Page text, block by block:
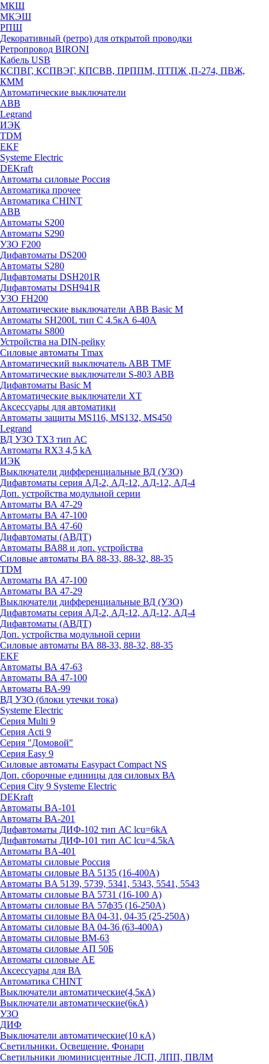
МКШ
МКЭШ
РПШ
Декоративный (ретро) для открытой проводки
Ретропровод BIRONI
Кабель USB
КСПВГ, КСПВЭГ, КПСВВ, ПРППМ, ПТПЖ ,П-274, ПВЖ,
КММ
Автоматические выключатели
ABB
Legrand
ИЭК
TDM
EKF
Systeme Electric
DEKraft
Автоматы силовые Россия
Автоматика прочее
Автоматика CHINT
ABB
Автоматы S200
Автоматы S290
УЗО F200
Дифавтоматы DS200
Автоматы S280
Дифавтоматы DSH201R
Дифавтоматы DSH941R
УЗО FH200
Автоматические выключатели ABB Basic M
Автоматы SH200L тип С 4.5кА 6-40А
Автоматы S800
Устройства на DIN-рейку
Силовые автоматы Tmax
Автоматический выключатель ABB TMF
Автоматические выключатели S-803 АВВ
Дифавтоматы Basic M
Автоматические выключатели XT
Аксессуары для автоматики
Автоматы защиты MS116, MS132, MS450
Legrand
ВД УЗО TX3 тип АС
Автоматы RX3 4,5 kA
ИЭК
Выключатели дифференциальные ВД (УЗО)
Дифавтоматы серия АД-2, АД-12, АД-12, АД-4
Доп. устройства модульной серии
Автоматы ВА 47-29
Автоматы ВА 47-100
Автоматы ВА 47-60
Дифавтоматы (АВДТ)
Автоматы ВА88 и доп. устройства
Силовые автоматы ВА 88-33, 88-32, 88-35
TDM
Автоматы ВА 47-100
Автоматы ВА 47-29
Выключатели дифференциальные ВД (УЗО)
Дифавтоматы серия АД-2, АД-12, АД-12, АД-4
Дифавтоматы (АВДТ)
Доп. устройства модульной серии
Силовые автоматы ВА 88-33, 88-32, 88-35
EKF
Автоматы ВА 47-63
Автоматы ВА 47-100
Автоматы ВА-99
ВД УЗО (блоки утечки тока)
Systeme Electric
Серия Multi 9
Серия Acti 9
Серия "Домовой"
Серия Easy 9
Силовые автоматы Easypact Compact NS
Доп. сборочные единицы для силовых ВА
Серия City 9 Systeme Electric
DEKraft
Автоматы BA-101
Автоматы ВА-201
Дифавтоматы ДИФ-102 тип АС lcu=6kA
Дифавтоматы ДИФ-101 тип АС lcu=4.5kA
Автоматы BA-401
Автоматы силовые Россия
Автоматы силовые BA 5135 (16-400А)
Автоматы BA 5139, 5739, 5341, 5343, 5541, 5543
Автоматы силовые BA 5731 (16-100 А)
Автоматы силовые ВА 57ф35 (16-250А)
Автоматы силовые BA 04-31, 04-35 (25-250А)
Автоматы силовые BA 04-36 (63-400А)
Автоматы силовые ВМ-63
Автоматы силовые АП 50Б
Автоматы силовые АЕ
Аксессуары для ВА
Автоматика CHINT
Выключатели автоматические(4,5кА)
Выключатели автоматические(6кА)
УЗО
ДИФ
Выключатели автоматические(10 кА)
Светильники. Освещение. Фонари
Светильники люминисцентные ЛСП, ЛПП, ПВЛМ